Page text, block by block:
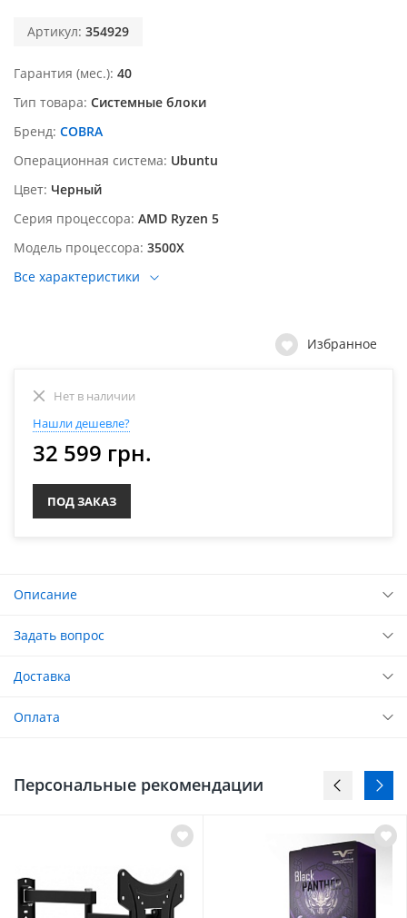
Артикул: 354929
Гарантия (мес.) 40
Тип товара Системные блоки
Бренд COBRA
Операционная система Ubuntu
Цвет Черный
Серия процессора AMD Ryzen 5
Модель процессора 3500X
Все характеристики
Избранное
Нет в наличии
Нашли дешевле?
32 599 грн.
ПОД ЗАКАЗ
Описание
Задать вопрос
Доставка
Оплата
Персональные рекомендации